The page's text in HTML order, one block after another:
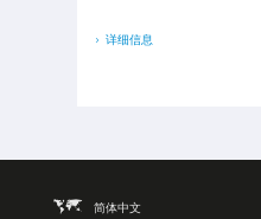
详细信息
简体中文